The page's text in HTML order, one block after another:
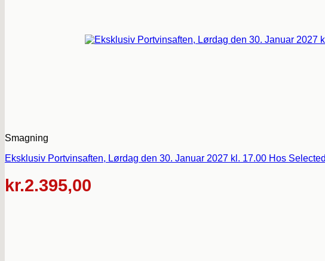
Smagning
Eksklusiv Portvinsaften, Lørdag den 30. Januar 2027 kl. 17.00 Hos
kr.2.395,00